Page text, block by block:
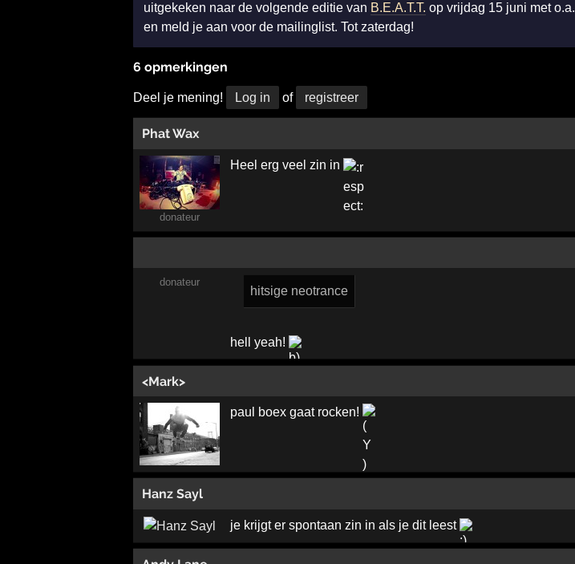
uitgekeken naar de volgende editie van B.E.A.T.T. op vrijdag 15 juni met o.a.
en meld je aan voor de mailinglist. Tot zaterdag!
6 opmerkingen
Deel je mening! Log in of registreer
Phat Wax
donateur
Heel erg veel zin in
donateur
hitsige neotrance
hell yeah!
<Mark>
paul boex gaat rocken!
Hanz Sayl
je krijgt er spontaan zin in als je dit leest